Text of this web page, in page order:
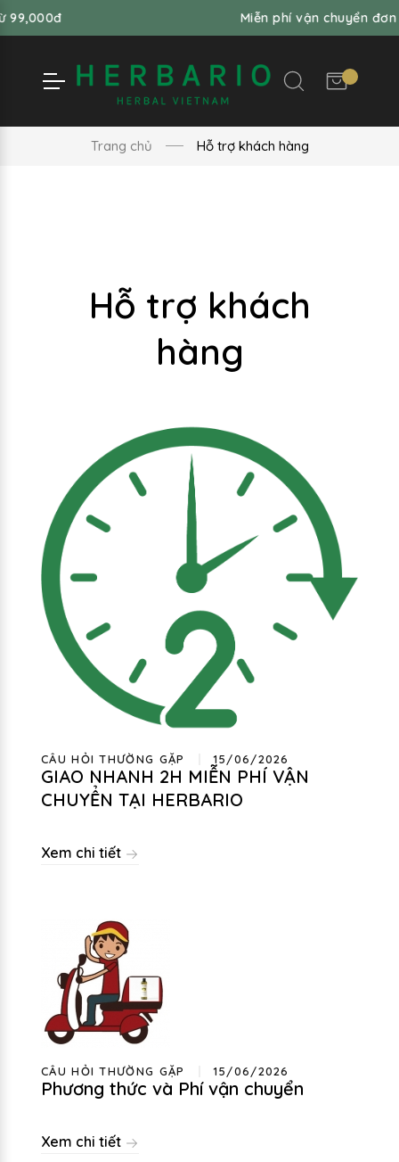
Miễn phí vận chuyển đơn hàng
Trang chủ Hỗ trợ khách hàng
Hỗ trợ khách
hàng
CÂU HỎI THƯỜNG GẶP 15/06/2026
GIAO NHANH 2H MIỄN PHÍ VẬN
CHUYỂN TẠI HERBARIO
Xem chi tiết
CÂU HỎI THƯỜNG GẶP 15/06/2026
Phương thức và Phí vận chuyển
Xem chi tiết